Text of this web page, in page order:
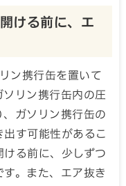
ける前に、エ
ン携行缶を置いて
リン携行缶内の圧
ガソリン携行缶の
す可能性があるこ
る前に、少しずつ
。また、エア抜き